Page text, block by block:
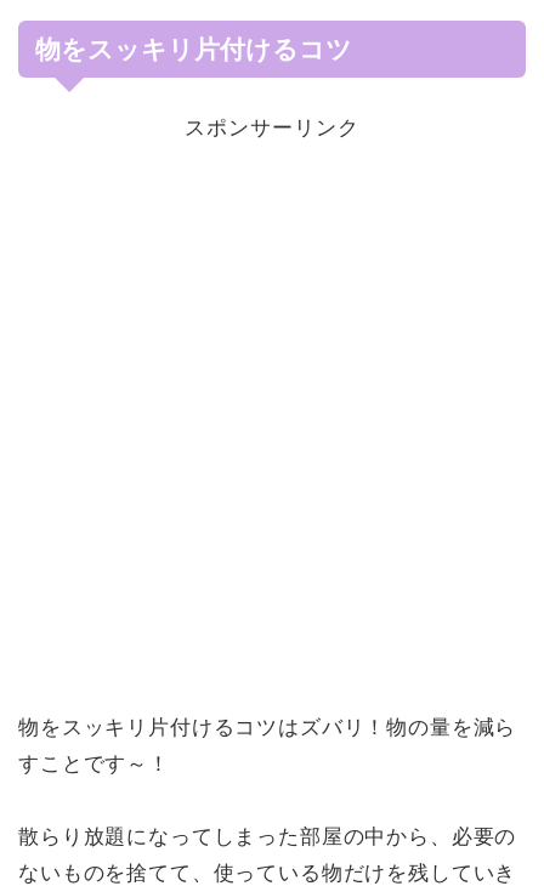
物をスッキリ片付けるコツ
スポンサーリンク
物をスッキリ片付けるコツはズバリ！物の量を減ら
すことです～！
散らり放題になってしまった部屋の中から、必要の
ないものを捨てて、使っている物だけを残していき